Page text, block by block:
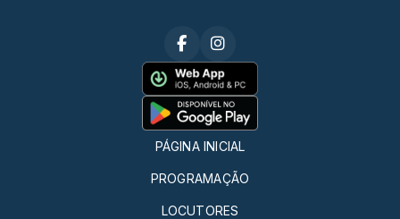
PÁGINA INICIAL
PROGRAMAÇÃO
LOCUTORES